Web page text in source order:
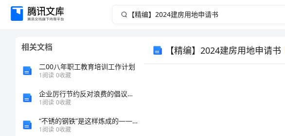
【精
2024
相关文档
二00八年职工教育培训工作计划
1阅读 0收藏
企业厉行节约反对浪费的倡议书范文5篇
1阅读 0收藏
“不锈的钢铁”是这样炼成的——江苏省兴化市戴南镇非公有制企业党建工作创新纪闻
1阅读 0收藏
【精编】2024建房用地申请书